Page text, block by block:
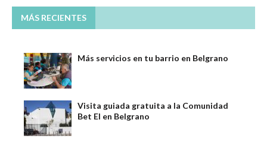
MÁS RECIENTES
Más servicios en tu barrio en Belgrano
Visita guiada gratuita a la Comunidad
Bet El en Belgrano